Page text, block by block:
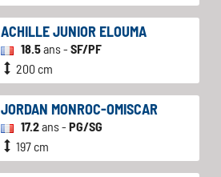
ACHILLE JUNIOR ELOUMA
18.5ans -SF/PF
200 cm
JORDAN MONROC-OMISCAR
17.2ans -PG/SG
197 cm